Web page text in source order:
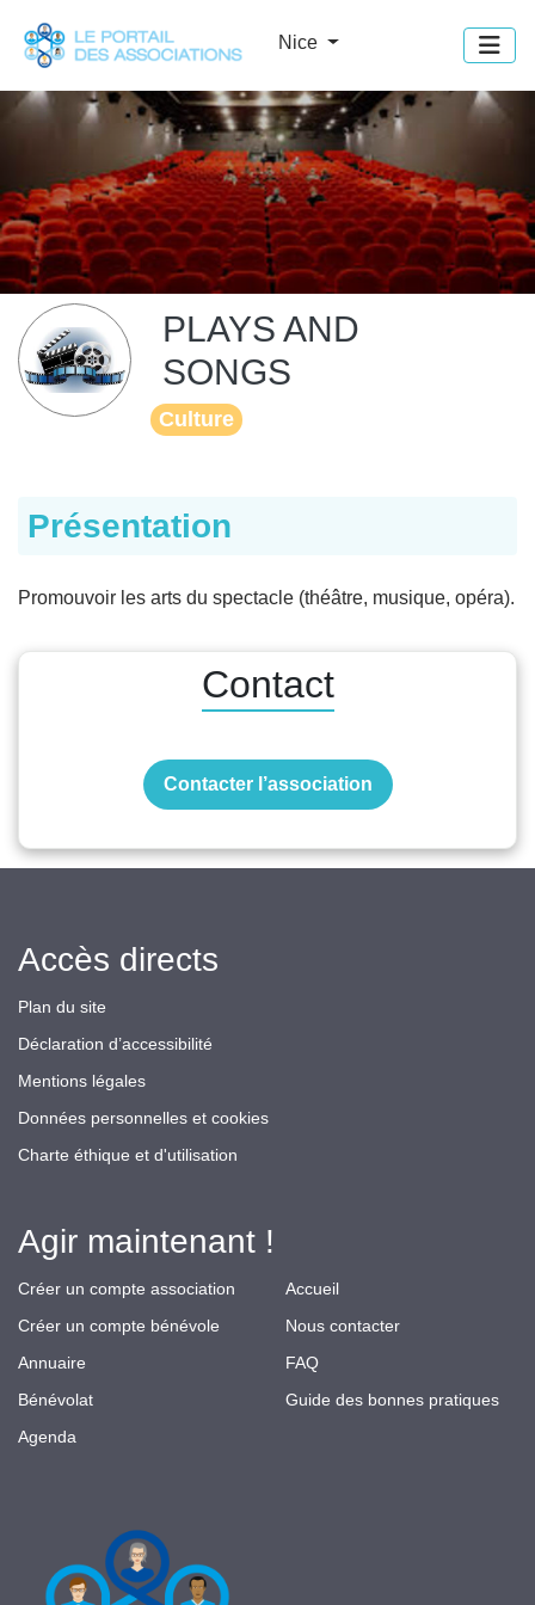
Nice
PLAYS AND
SONGS
Culture
Présentation
Promouvoir les arts du spectacle (théâtre, musique, opéra).
Contact
Contacter l’association
Accès directs
Plan du site
Déclaration d’accessibilité
Mentions légales
Données personnelles et cookies
Charte éthique et d'utilisation
Agir maintenant !
Créer un compte association
Créer un compte bénévole
Annuaire
Bénévolat
Agenda
Accueil
Nous contacter
FAQ
Guide des bonnes pratiques